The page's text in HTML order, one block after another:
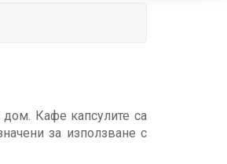
Кафе капсулите са
за използване с